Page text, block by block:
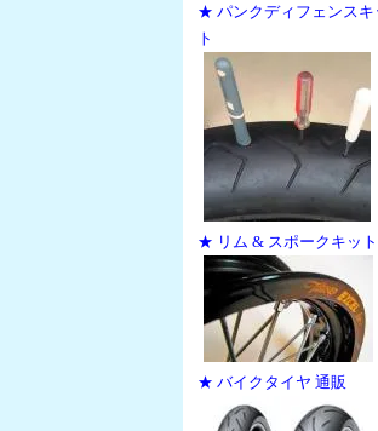
★ パンクディフェンスキ
ト
★ リム & スポークキット
★ バイクタイヤ 通販